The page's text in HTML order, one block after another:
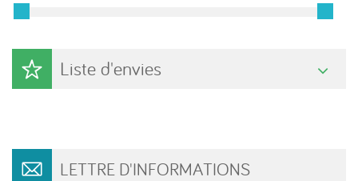
Liste d'envies
LETTRE D'INFORMATIONS